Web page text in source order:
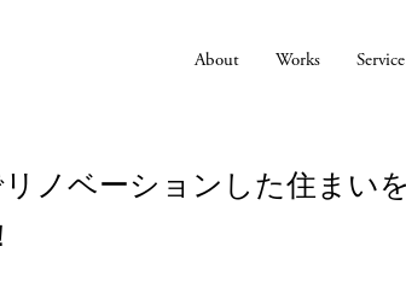
About Works Service
リノベーションした住まい